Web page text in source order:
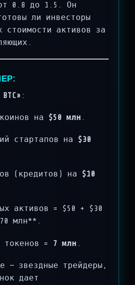
0.8 до 1.5. Он
ли инвесторы
стоимости активов за
:
на $50 млн .
стартапов на $30
(кредитов) на $10
активов = $50 + $30
млн**.
токенов = 7 млн .
— звездные трейдеры,
дает